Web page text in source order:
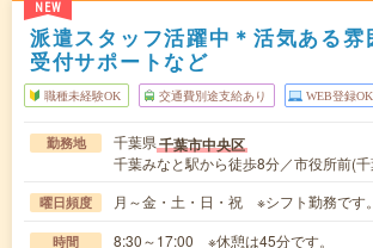
NEW
派遣スタッフ活躍中＊活気ある雰
受付サポートなど
職種未経験OK 交通費別途支給あり WEB登録OK
勤務地 千葉県千葉市中央区
千葉みなと駅から徒歩8分／市役所前(
曜日頻度 月～金・土・日・祝 ※シフト勤務です。
時間 8:30～17:00 ※休憩は45分です。